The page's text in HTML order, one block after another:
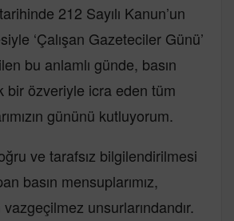
212 Sayılı Kanun’un
‘Çalışan Gazeteciler Günü’
bu anlamlı günde, basın
bir özveriyle icra eden tüm
gününü kutluyorum.
ve tarafsız bilgilendirilmesi
basın mensuplarımız,
unsurlarındandır.